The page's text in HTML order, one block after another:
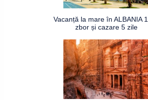
Vacanță la mare în ALBANIA
zbor și cazare 5 zile